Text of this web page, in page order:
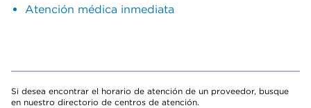
Atención médica inmediata
Si desea encontrar el horario de atención de un proveedor, busque
en nuestro directorio de centros de atención.